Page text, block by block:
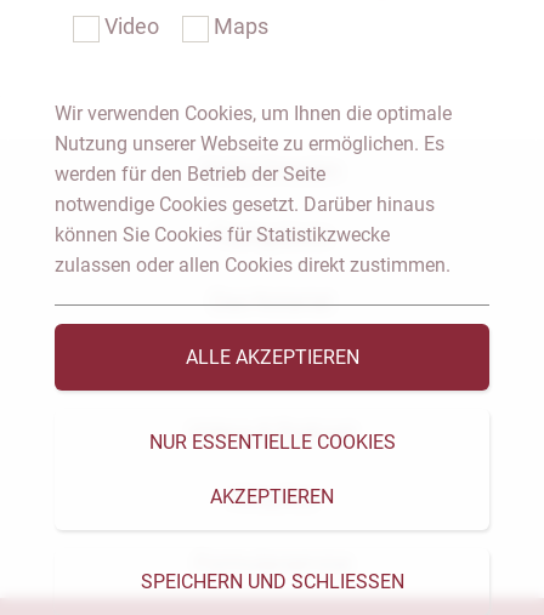
Notar Dresden
Fachgebiete
Das Notariat
Vorträge & Veröffentlichungen
Videos & Podcast
Aktuelles
Video Maps
Wir verwenden Cookies, um Ihnen die optimale
Nutzung unserer Webseite zu ermöglichen. Es
werden für den Betrieb der Seite
notwendige Cookies gesetzt. Darüber hinaus
können Sie Cookies für Statistikzwecke
zulassen oder allen Cookies direkt zustimmen.
ALLE AKZEPTIEREN
NUR ESSENTIELLE COOKIES
AKZEPTIEREN
SPEICHERN UND SCHLIESSEN